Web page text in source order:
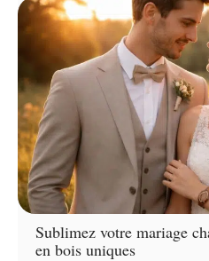
Sublimez votre mariage
en bois uniques